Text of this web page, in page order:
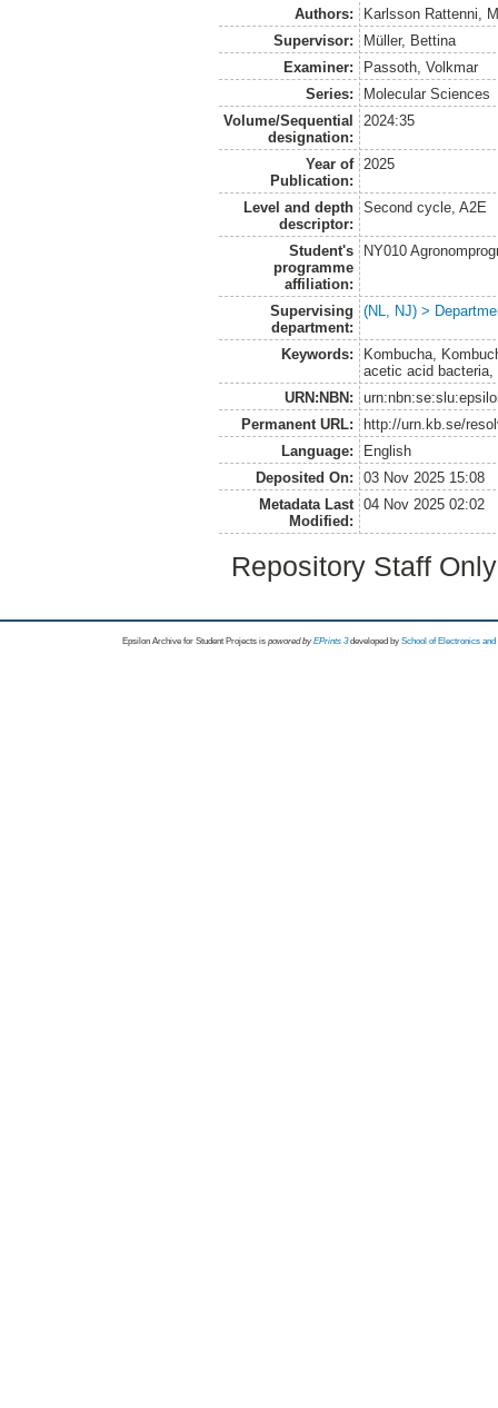
Authors:
Karlsson Rattenni,
Supervisor:
Müller, Bettina
Examiner:
Passoth, Volkmar
Series:
Molecular Sciences
Volume/Sequential
designation:
2024:35
Year of
Publication:
2025
Level and depth
descriptor:
Second cycle, A2E
Student's
programme
affiliation:
NY010
Supervising
department:
(NL, NJ) >
Keywords:
Kombucha,
acetic acid
URN:NBN:
Permanent URL:
http://urn.kb.se/
Language:
English
Deposited On:
03 Nov 2025 15:08
Metadata Last
Modified:
04 Nov 2025 02:02
Repository Staff
Epsilon Archive for Student Projects is powored byEPrints 3 developed by School of Electronics